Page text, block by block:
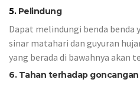
5. Pelindung
Dapat melindungi benda benda
sinar matahari dan guyuran
yang berada di bawahnya akan
6. Tahan terhadap goncangan